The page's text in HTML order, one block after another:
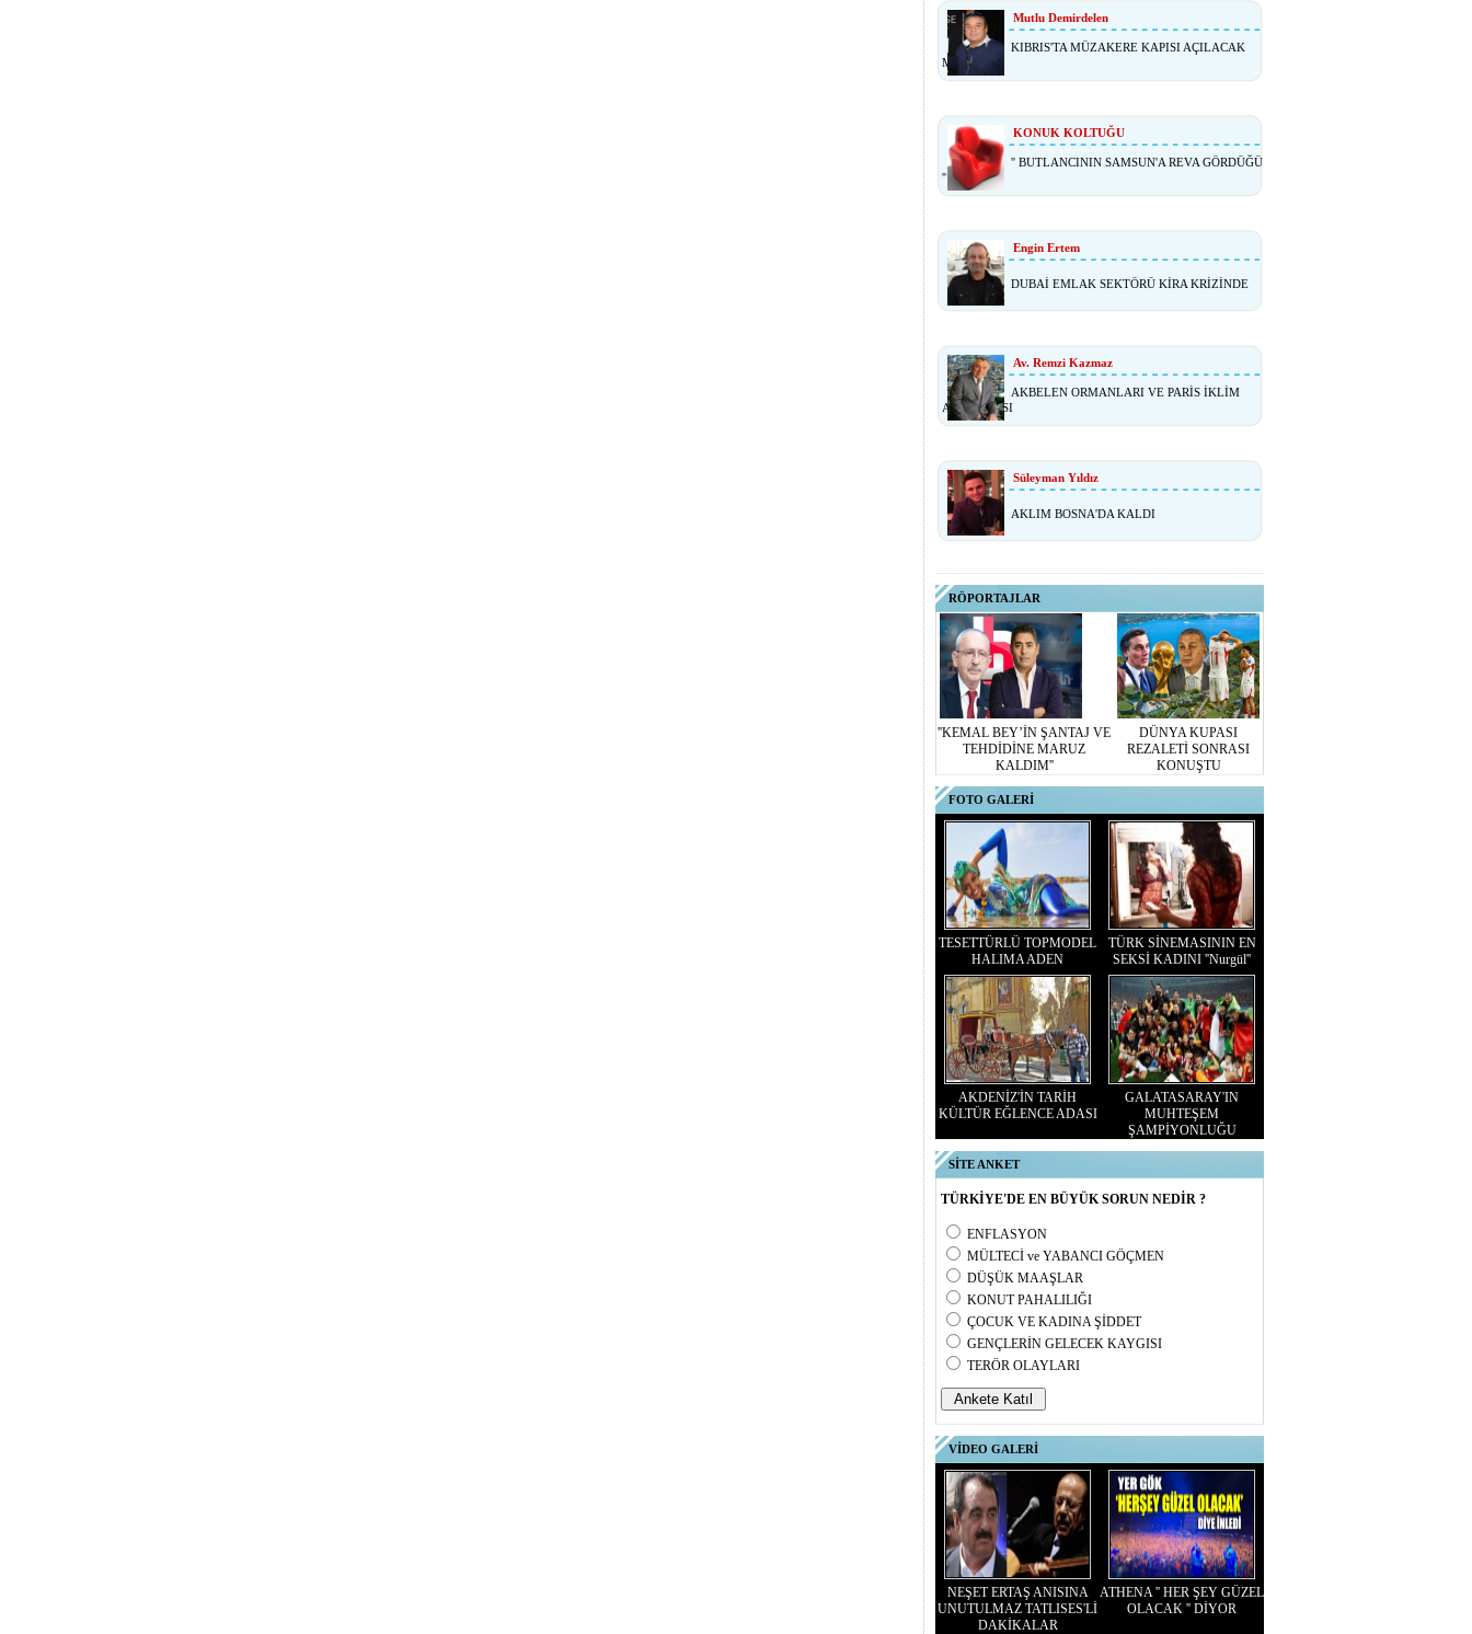
Mutlu Demirdelen
KIBRIS'TA MÜZAKERE KAPISI AÇILACAK
MI?
KONUK KOLTUĞU
'' BUTLANCININ SAMSUN'A REVA GÖRDÜĞÜ
''
Engin Ertem
DUBAİ EMLAK SEKTÖRÜ KİRA KRİZİNDE
Av. Remzi Kazmaz
AKBELEN ORMANLARI VE PARİS İKLİM
ANLAŞMASI
Süleyman Yıldız
AKLIM BOSNA'DA KALDI
RÖPORTAJLAR
''KEMAL BEY’İN ŞANTAJ VE
TEHDİDİNE MARUZ
KALDIM''
DÜNYA KUPASI
REZALETİ SONRASI
KONUŞTU
FOTO GALERİ
TESETTÜRLÜ TOPMODEL
HALIMA ADEN
TÜRK SİNEMASININ EN
SEKSİ KADINI ''Nurgül''
AKDENİZ'İN TARİH
KÜLTÜR EĞLENCE ADASI
GALATASARAY'IN
MUHTEŞEM
ŞAMPİYONLUĞU
SİTE ANKET
TÜRKİYE'DE EN BÜYÜK SORUN NEDİR ?
ENFLASYON
MÜLTECİ ve YABANCI GÖÇMEN
DÜŞÜK MAAŞLAR
KONUT PAHALILIĞI
ÇOCUK VE KADINA ŞİDDET
GENÇLERİN GELECEK KAYGISI
TERÖR OLAYLARI
VİDEO GALERİ
NEŞET ERTAŞ ANISINA
UNUTULMAZ TATLISES'Lİ
DAKİKALAR
ATHENA '' HER ŞEY GÜZEL
OLACAK '' DİYOR